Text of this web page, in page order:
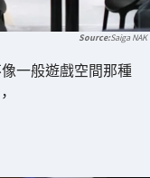
Saiga NAK
像一般遊戲空間那種